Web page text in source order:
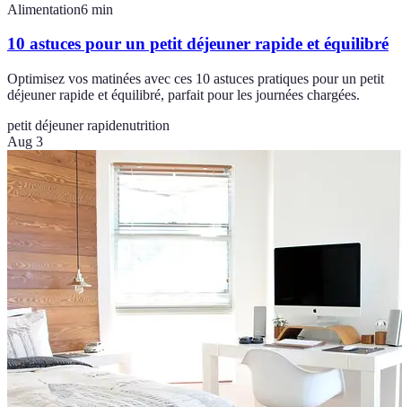
Alimentation6 min
10 astuces pour un petit déjeuner rapide et équilibré
Optimisez vos matinées avec ces 10 astuces pratiques pour un petit
déjeuner rapide et équilibré, parfait pour les journées chargées.
petit déjeuner rapidenutrition
Aug 3